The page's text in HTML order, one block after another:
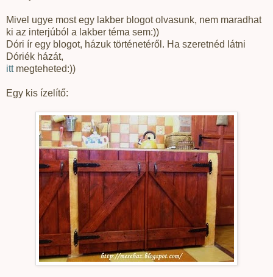
Mivel ugye most egy lakber blogot olvasunk, nem maradhat
ki az interjúból a lakber téma sem:))
Dóri ír egy blogot, házuk történetéről. Ha szeretnéd látni
Dóriék házát,
ittmegteheted:))
Egy kis ízelítő: